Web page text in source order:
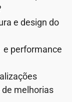
e design do
e performance
melhorias